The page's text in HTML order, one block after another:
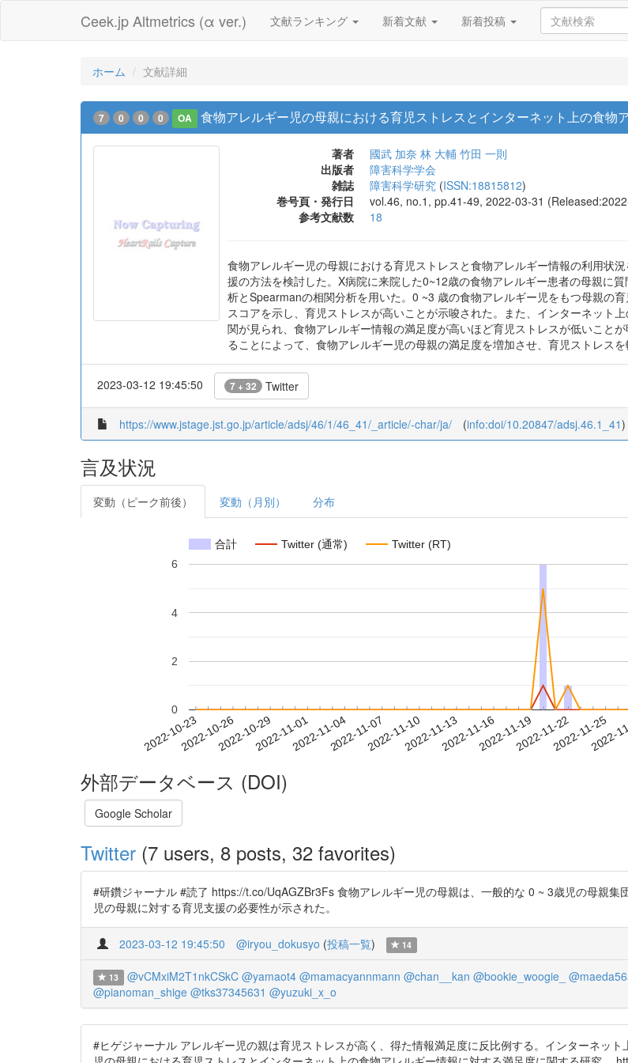
Ceek.jp Altmetrics (α ver.) 文献ランキング 新着文献 新着投稿
ホーム 文献詳細
7 0 0 0 OA 食物アレルギー児の母親における育児ストレスとインターネット上の食物
著者 國武 加奈 林 大輔 竹田 一則
出版者
障害科学学会
雑誌
障害科学研究 (ISSN:18815812)
巻号頁・発行日
vol.46, no.1, pp.41-49, 2022-03-31
参考文献数
18
食物アレルギー児の母親における育児ストレスと食物アレルギー情報の利用状
援の方法を検討した。X病院に来院した0~12歳の食物アレルギー患者の母親に
析とSpearmanの相関分析を用いた。0 ~3 歳の食物アレルギー児をもつ母親の
スコアを示し、育児ストレスが高いことが示唆された。また、インターネット
関が見られ、食物アレルギー情報の満足度が高いほど育児ストレスが低いこと
ることによって、食物アレルギー児の母親の満足度を増加させ、育児ストレス
2023-03-12 19:45:50 7 + 32 Twitter
https://www.jstage.jst.go.jp/article/adsj/46/1/46_41/_article/-char/ja/ (info:doi/10.20847/adsj.46.1_41)
言及状況
変動（ピーク前後） 変動（月別） 分布
合計 Twitter (通常) Twitter (RT)
2022-10-232022-10-262022-10-292022-11-012022-11-042022-11-072022-11-102022-11-132022-11-162022-11-192022-11-222022-11-25
2022-
0
2
4
6
外部データベース (DOI)
Google Scholar
Twitter (7 users, 8 posts, 32 favorites)
#研鑽ジャーナル #読了 https://t.co/UqAGZBr3Fs 食物アレルギー児の母親は、一般的な 0 ~ 3歳児の母親
児の母親に対する育児支援の必要性が示された。
2023-03-12 19:45:50 @iryou_dokusyo (投稿一覧) 14
13 @vCMxiM2T1nkCSkC @yamaot4 @mamacyannmann @chan__kan @bookie_woogie_
@pianoman_shige @tks37345631 @yuzuki_x_o
#ヒゲジャーナル アレルギー児の親は育児ストレスが高く、得た情報満足度に反比例する。インターネッ